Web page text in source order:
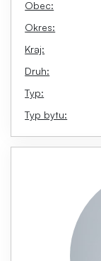
Obec:
Okres:
Kraj:
Druh:
Typ:
Typ bytu: